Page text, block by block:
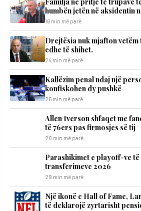
humbën jetën në aksidentin
16 min më parë
Drejtësia nuk mjafton
edhe të shihet.
24 min më parë
Kallëzim penal ndaj një
konfiskohen dy pushkë
26 min më parë
Allen Iverson shfaqet me
të 76ers pas firmosjes së tij
28 min më parë
Parashikimet e playoff-ve
transferimeve 2026
29 min më parë
Një ikonë e Hall of Fame,
të deklarojë zyrtarisht